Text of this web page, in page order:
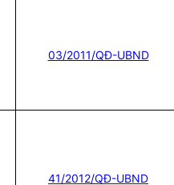
03/2011/QĐ-UBND
41/2012/QĐ-UBND